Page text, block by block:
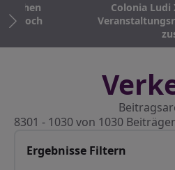
noch
Colonia Ludi
8301 - 1030 von 1030
Ergebnisse Filtern